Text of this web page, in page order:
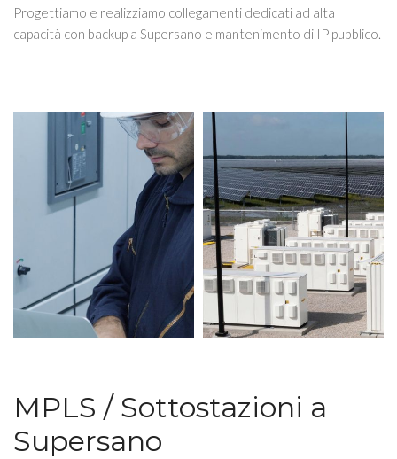
Progettiamo e realizziamo collegamenti dedicati ad alta
capacità con backup a Supersano e mantenimento di IP pubblico.
MPLS / Sottostazioni a
Supersano